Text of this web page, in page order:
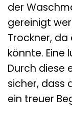
der
gereinigt
Trockner,
könnte. Eine
Durch diese
sicher, dass
ein treuer